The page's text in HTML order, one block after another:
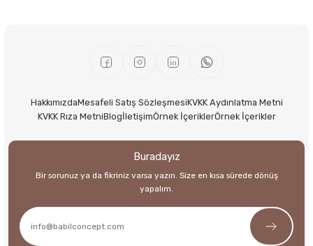
HakkımızdaMesafeli Satış SözleşmesiKVKK Aydınlatma Metni
KVKK Rıza MetniBlogİletişimÖrnek İçeriklerÖrnek İçerikler
Buradayız
Bir sorunuz ya da fikriniz varsa yazın. Size en kısa sürede dönüş
yapalım.